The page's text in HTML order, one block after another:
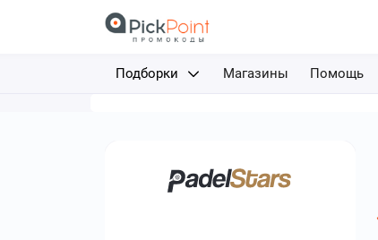
Подборки
Путешествия
Магазины Помощь